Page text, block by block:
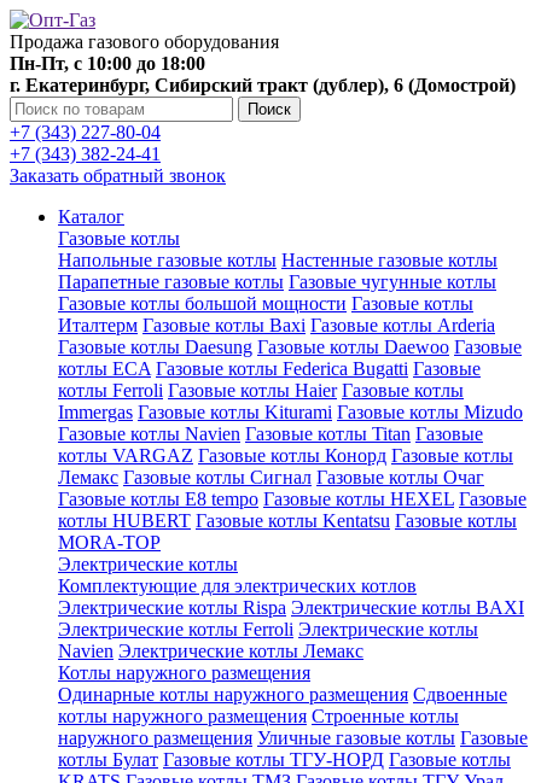
Продажа газового оборудования
Пн-Пт, с 10:00 до 18:00
г. Екатеринбург, Сибирский тракт (дублер), 6 (Домострой)
Поиск
+7 (343) 227-80-04
+7 (343) 382-24-41
Заказать обратный звонок
Каталог
Газовые котлы
Напольные газовые котлы Настенные газовые котлы
Парапетные газовые котлы Газовые чугунные котлы
Газовые котлы большой мощности Газовые котлы
Италтерм Газовые котлы Baxi Газовые котлы Arderia
Газовые котлы Daesung Газовые котлы Daewoo Газовые
котлы ECA Газовые котлы Federica Bugatti Газовые
котлы Ferroli Газовые котлы Haier Газовые котлы
Immergas Газовые котлы Kiturami Газовые котлы Mizudo
Газовые котлы Navien Газовые котлы Titan Газовые
котлы VARGAZ Газовые котлы Конорд Газовые котлы
Лемакс Газовые котлы Сигнал Газовые котлы Очаг
Газовые котлы E8 tempo Газовые котлы HEXEL Газовые
котлы HUBERT Газовые котлы Kentatsu Газовые котлы
MORA-TOP
Электрические котлы
Комплектующие для электрических котлов
Электрические котлы Rispa Электрические котлы BAXI
Электрические котлы Ferroli Электрические котлы
Navien Электрические котлы Лемакс
Котлы наружного размещения
Одинарные котлы наружного размещения Сдвоенные
котлы наружного размещения Строенные котлы
наружного размещения Уличные газовые котлы Газовые
котлы Булат Газовые котлы ТГУ-НОРД Газовые котлы